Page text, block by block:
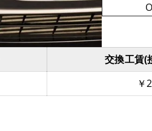
交換工賃
￥